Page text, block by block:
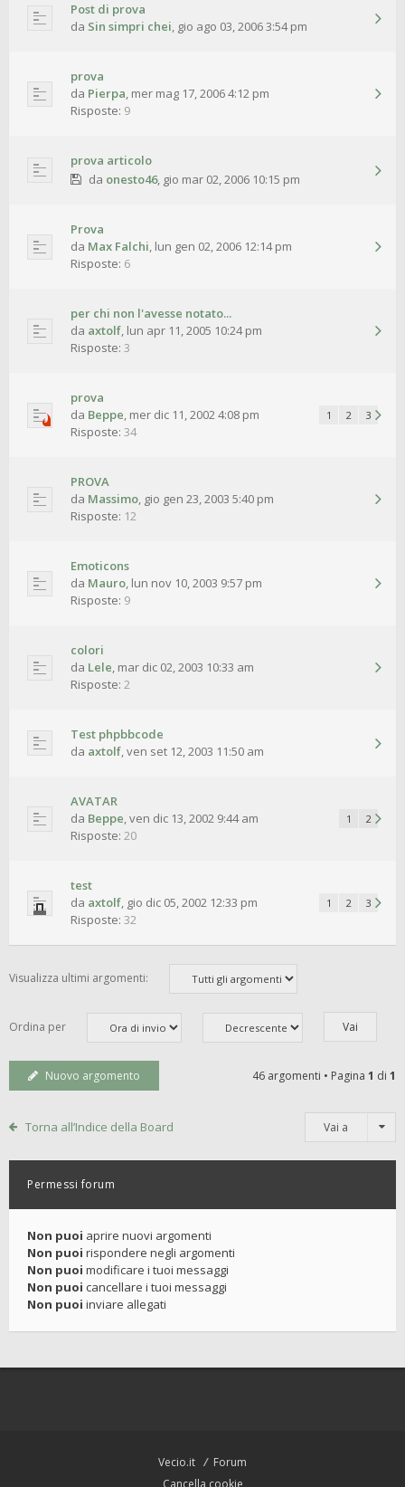
Post di prova
da Sin simpri chei, gio ago 03, 2006 3:54 pm
prova
da Pierpa, mer mag 17, 2006 4:12 pm
Risposte: 9
prova articolo
da onesto46, gio mar 02, 2006 10:15 pm
Prova
da Max Falchi, lun gen 02, 2006 12:14 pm
Risposte: 6
per chi non l'avesse notato...
da axtolf, lun apr 11, 2005 10:24 pm
Risposte: 3
prova
da Beppe, mer dic 11, 2002 4:08 pm 1 2 3
Risposte: 34
PROVA
da Massimo, gio gen 23, 2003 5:40 pm
Risposte: 12
Emoticons
da Mauro, lun nov 10, 2003 9:57 pm
Risposte: 9
colori
da Lele, mar dic 02, 2003 10:33 am
Risposte: 2
Test phpbbcode
da axtolf,ven set 12, 2003 11:50 am
AVATAR
da Beppe,ven dic 13, 2002 9:44 am 1 2
Risposte: 20
test
da axtolf, gio dic 05, 2002 12:33 pm 1 2 3
Risposte: 32
Visualizza ultimi argomenti:
Ordina per
Nuovo argomento 46 argomenti • Pagina 1 di 1
Torna all’Indice della Board Vai a
Permessi forum
Non puoi aprire nuovi argomenti
Non puoi rispondere negli argomenti
Non puoi modificare i tuoi messaggi
Non puoi cancellare i tuoi messaggi
Non puoi inviare allegati
Vecio.it
Forum
Cancella cookie